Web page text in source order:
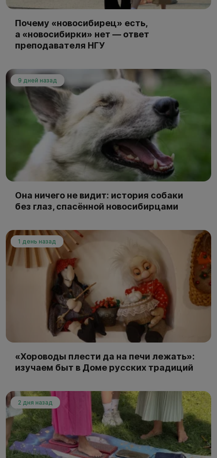
Почему «новосибирец» есть,
а «новосибирки» нет — ответ
преподавателя НГУ
9 дней назад
Она ничего не видит: история собаки
без глаз, спасённой новосибирцами
1 день назад
«Хороводы плести да на печи лежать»:
изучаем быт в Доме русских традиций
2 дня назад